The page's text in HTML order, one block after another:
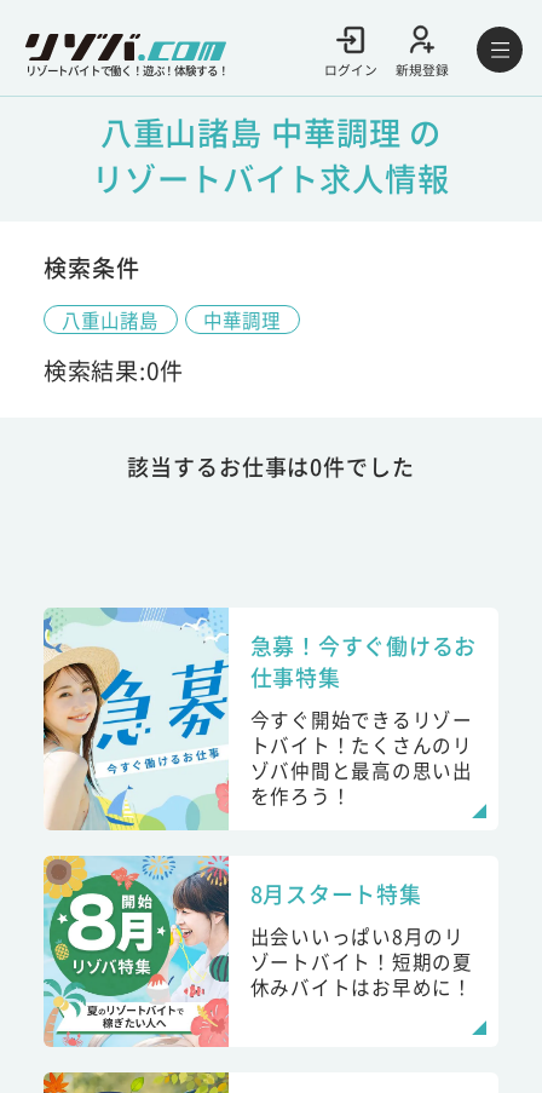
リゾートバイトで働く！遊ぶ！体験する！ ログイン 新規登録
八重山諸島 中華調理 の
リゾートバイト求人情報
検索条件
八重山諸島 中華調理
検索結果:0件
該当するお仕事は0件でした
急募！今すぐ働けるお
仕事特集
今すぐ開始できるリゾー
トバイト！たくさんのリ
ゾバ仲間と最高の思い出
を作ろう！
8月スタート特集
出会いいっぱい8月のリ
ゾートバイト！短期の夏
休みバイトはお早めに！